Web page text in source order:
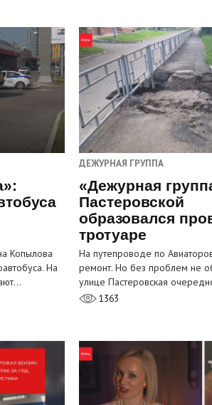
Копылова
На
ДЕЖУРНАЯ ГРУППА
«Дежурная
Пастеровской
образовался
тротуаре
На путепроводе по
ремонт. Но без проблем не
улице Пастеровская
1363